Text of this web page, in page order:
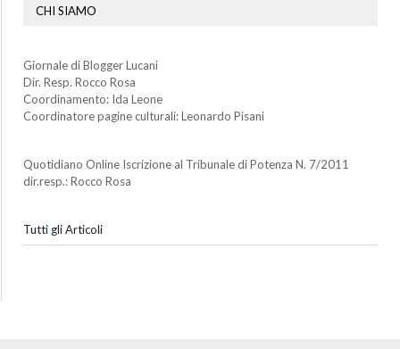
CHI SIAMO
Giornale di Blogger Lucani
Dir. Resp. Rocco Rosa
Coordinamento: Ida Leone
Coordinatore pagine culturali: Leonardo Pisani
Quotidiano Online Iscrizione al Tribunale di Potenza N. 7/2011
dir.resp.: Rocco Rosa
Tutti gli Articoli